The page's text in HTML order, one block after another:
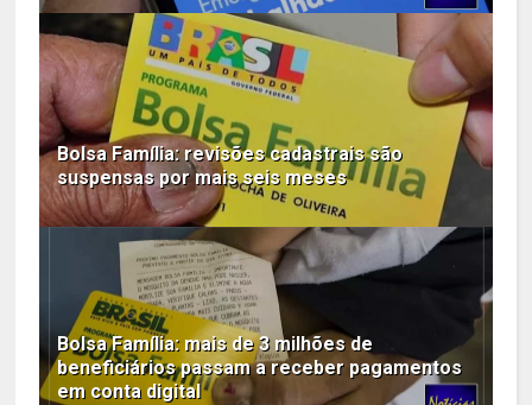
Bolsa Família: revisões cadastrais são
suspensas por mais seis meses
Bolsa Família: mais de 3 milhões de
beneficiários passam a receber pagamentos
em conta digital